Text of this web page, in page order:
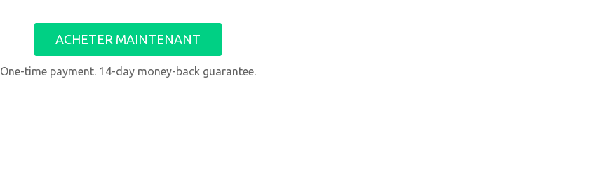
ACHETER MAINTENANT
One-time payment. 14-day money-back guarantee.